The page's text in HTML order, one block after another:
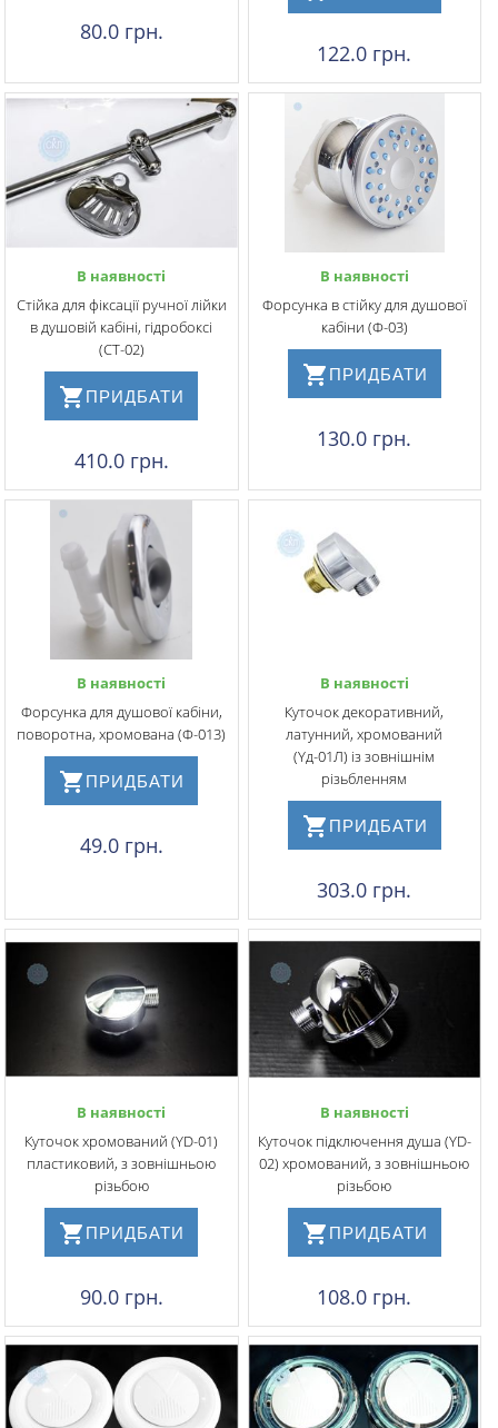
80.0 грн.
122.0 грн.
В наявності
Стійка для фіксації ручної лійки
в душовій кабіні, гідробоксі
(СТ-02)
ПРИДБАТИ
410.0 грн.
В наявності
Форсунка в стійку для душової
кабіни (Ф-03)
ПРИДБАТИ
130.0 грн.
В наявності
Форсунка для душової кабіни,
поворотна, хромована (Ф-013)
ПРИДБАТИ
49.0 грн.
В наявності
Куточок декоративний,
латунний, хромований
(Yд-01Л) із зовнішнім
різьбленням
ПРИДБАТИ
303.0 грн.
В наявності
Куточок хромований (YD-01)
пластиковий, з зовнішньою
різьбою
ПРИДБАТИ
90.0 грн.
В наявності
Куточок підключення душа (YD-
02) хромований, з зовнішньою
різьбою
ПРИДБАТИ
108.0 грн.